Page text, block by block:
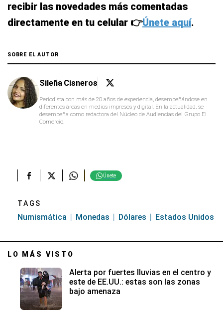
recibir las novedades más comentadas
directamente en tu celular 👉Únete aquí.
SOBRE EL AUTOR
Sileña Cisneros
Periodista con más de 20 años de experiencia, desempeñándose en
diferentes áreas en medios impresos y digital. En la actualidad, se
desempeña como redactora del Núcleo de Audiencias del Grupo El
Comercio.
Únete
TAGS
Numismática Monedas Dólares Estados Unidos
LO MÁS VISTO
Alerta por fuertes lluvias en el centro y
este de EE.UU.: estas son las zonas
bajo amenaza